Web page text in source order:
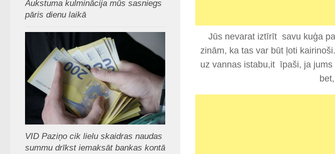
Jūs nevarat iztīrīt savu kuģa
zinām, ka tas var būt ļoti
uz vannas istabu,it īpaši, ja
Aukstuma kulminācija mūs sasniegs
pāris dienu laikā
VID Paziņo cik lielu skaidras naudas
summu drīkst iemaksāt bankas kontā